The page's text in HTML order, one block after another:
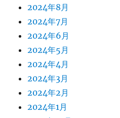
2024年8月
2024年7月
2024年6月
2024年5月
2024年4月
2024年3月
2024年2月
2024年1月